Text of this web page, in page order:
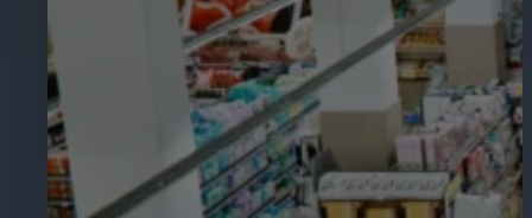
L'hospitalité
Améliorez la sécurité des clients,
chaque zone de votre établissement.